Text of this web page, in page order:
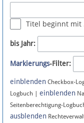
Newsletter
Bluesky
Facebook
Instagram
Titel beginnt mit
bis Jahr:
Markierungs-Filter:
einblenden Checkbox-
Logbuch | einblenden
Seitenberechtigung-
ausblenden